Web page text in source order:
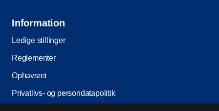
Information
Ledige stillinger
Reglementer
Ophavsret
Privatlivs- og persondatapolitik